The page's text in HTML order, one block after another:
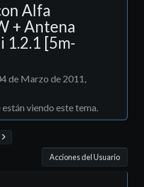
Alfa
+ Antena
1.2.1 [5m-
de Marzo de 2011,
viendo este tema.
Acciones del Usuario